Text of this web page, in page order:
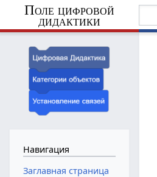
Поле цифровой
дидактики
Навигация
Заглавная страница